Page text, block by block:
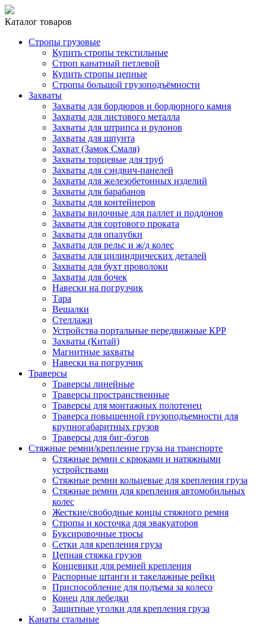
Каталог товаров
Стропы грузовые
Купить стропы текстильные
Строп канатный петлевой
Купить стропы цепные
Стропы большой грузоподъёмности
Захваты
Захваты для бордюров и бордюрного камня
Захваты для листового металла
Захваты для штрипса и рулонов
Захваты для шпунта
Захват (Замок Смаля)
Захваты торцевые для труб
Захваты для сэндвич-панелей
Захваты для железобетонных изделий
Захваты для барабанов
Захваты для контейнеров
Захваты вилочные для паллет и поддонов
Захваты для сортового проката
Захваты для опалубки
Захваты для рельс и ж/д колес
Захваты для цилиндрических деталей
Захваты для бухт проволоки
Захваты для бочек
Навески на погрузчик
Тара
Вешалки
Стеллажи
Устройства портальные передвижные КРР
Захваты (Китай)
Магнитные захваты
Навески на погрузчик
Траверсы
Траверсы линейные
Траверсы пространственные
Траверсы для монтажных полотенец
Траверса повышенной грузоподъемности для
крупногабаритных грузов
Траверсы для биг-бэгов
Стяжные ремни/крепление груза на транспорте
Стяжные ремни с крюками и натяжными
устройствами
Стяжные ремни кольцевые для крепления груза
Стяжные ремни для крепления автомобильных
колес
Жесткие/свободные концы стяжного ремня
Стропы и косточка для эвакуаторов
Буксировочные тросы
Сетки для крепления груза
Цепная стяжка грузов
Концевики для ремней крепления
Распорные штанги и такелажные рейки
Приспособление для подъема за колесо
Конец для лебедки
Защитные уголки для крепления груза
Канаты стальные